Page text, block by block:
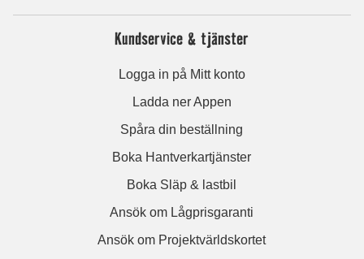
Kundservice & tjänster
Logga in på Mitt konto
Ladda ner Appen
Spåra din beställning
Boka Hantverkartjänster
Boka Släp & lastbil
Ansök om Lågprisgaranti
Ansök om Projektvärldskortet